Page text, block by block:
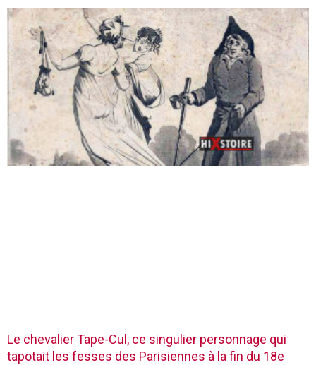
Le chevalier Tape-Cul, ce singulier personnage qui
tapotait les fesses des Parisiennes à la fin du 18e